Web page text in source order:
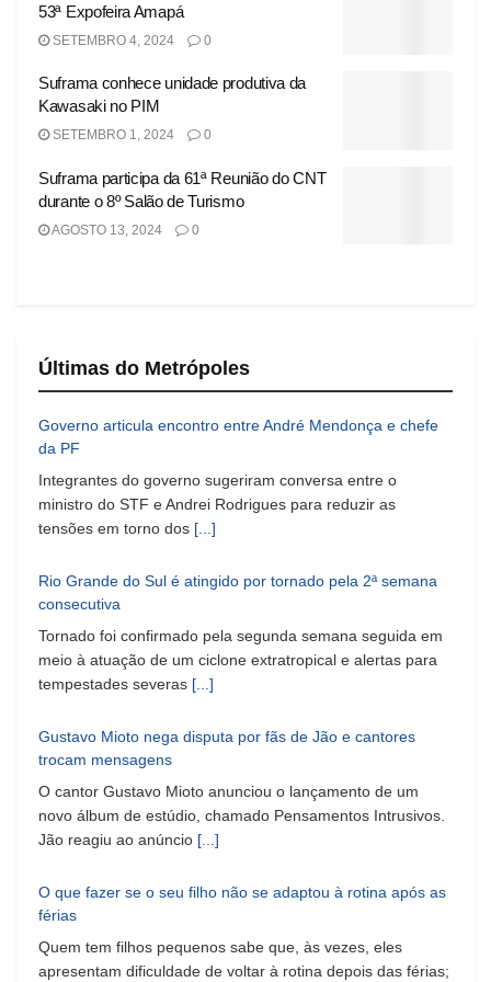
53ª Expofeira Amapá
SETEMBRO 4, 2024 0
Suframa conhece unidade produtiva da
Kawasaki no PIM
SETEMBRO 1, 2024 0
Suframa participa da 61ª Reunião do CNT
durante o 8º Salão de Turismo
AGOSTO 13, 2024 0
Últimas do Metrópoles
Governo articula encontro entre André Mendonça e chefe
da PF
Integrantes do governo sugeriram conversa entre o
ministro do STF e Andrei Rodrigues para reduzir as
tensões em torno dos [...]
Rio Grande do Sul é atingido por tornado pela 2ª semana
consecutiva
Tornado foi confirmado pela segunda semana seguida em
meio à atuação de um ciclone extratropical e alertas para
tempestades severas [...]
Gustavo Mioto nega disputa por fãs de Jão e cantores
trocam mensagens
O cantor Gustavo Mioto anunciou o lançamento de um
novo álbum de estúdio, chamado Pensamentos Intrusivos.
Jão reagiu ao anúncio [...]
O que fazer se o seu filho não se adaptou à rotina após as
férias
Quem tem filhos pequenos sabe que, às vezes, eles
apresentam dificuldade de voltar à rotina depois das férias;